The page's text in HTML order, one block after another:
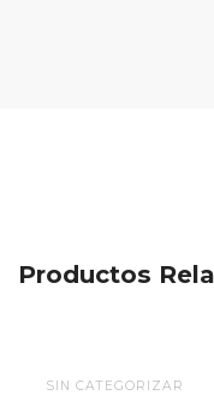
Productos
SIN CATEGORIZAR